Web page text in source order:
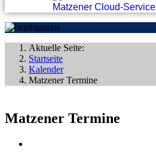
Matzener Cloud-Service
Aktuelle Seite:
Startseite
Kalender
Matzener Termine
Matzener Termine